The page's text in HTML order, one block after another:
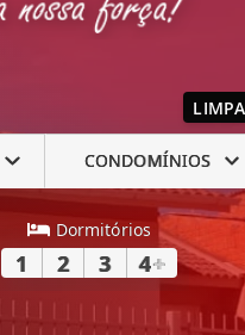
CONDOMÍNIOS
Dormitórios
1 2 3 4+